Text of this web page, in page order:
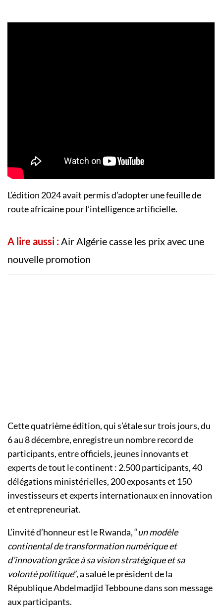
L’édition 2024 avait permis d’adopter une feuille de
route africaine pour l’intelligence artificielle.
A lire aussi : Air Algérie casse les prix avec une
nouvelle promotion
Cette quatrième édition, qui s’étale sur trois jours, du
6 au 8 décembre, enregistre un nombre record de
participants, entre officiels, jeunes innovants et
experts de tout le continent : 2.500 participants, 40
délégations ministérielles, 200 exposants et 150
investisseurs et experts internationaux en innovation
et entrepreneuriat.
L’invité d’honneur est le Rwanda, “un modèle
continental de transformation numérique et
d’innovation grâce à sa vision stratégique et sa
volonté politique”, a salué le président de la
République Abdelmadjid Tebboune dans son message
aux participants.